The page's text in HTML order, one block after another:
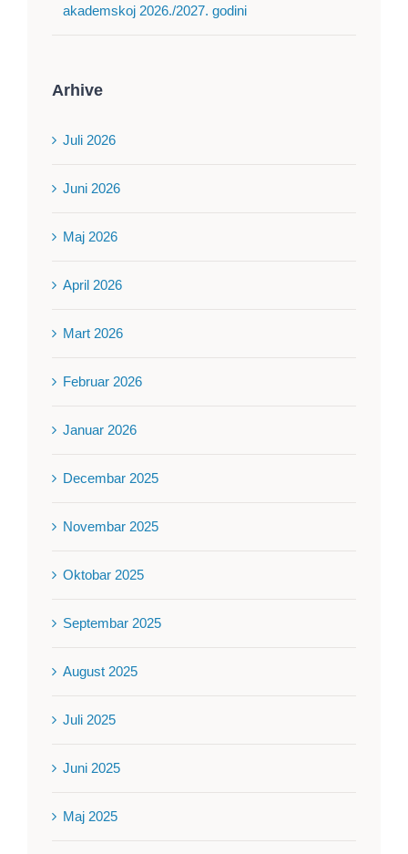
akademskoj 2026./2027. godini
Arhive
Juli 2026
Juni 2026
Maj 2026
April 2026
Mart 2026
Februar 2026
Januar 2026
Decembar 2025
Novembar 2025
Oktobar 2025
Septembar 2025
August 2025
Juli 2025
Juni 2025
Maj 2025